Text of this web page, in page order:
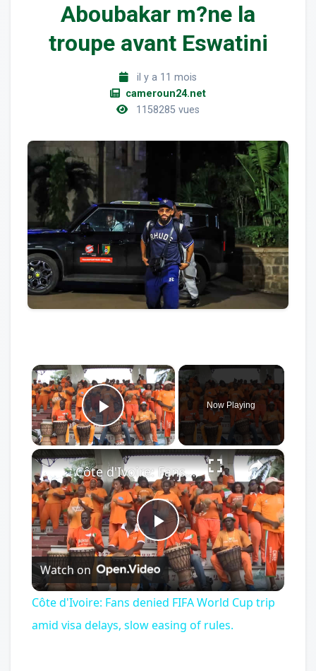
Aboubakar m?ne la
troupe avant Eswatini
il y a 11 mois
cameroun24.net
1158285 vues
×
Play Video
Now Playing
×
Play
Video
Côte d'Ivoire: Fans denied FIFA World Cup trip amid visa delays, slow easing of rules.
Watch on
Côte d'Ivoire: Fans denied FIFA World Cup trip
amid visa delays, slow easing of rules.